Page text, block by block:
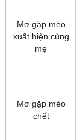
Mơ gặp mèo
xuất hiện cùng
mẹ
Mơ gặp mèo
chết